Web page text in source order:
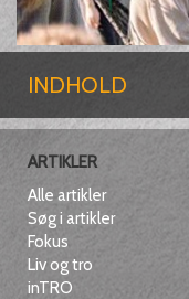
INDHOLD
ARTIKLER
Alle artikler
Søg i artikler
Fokus
Liv og tro
inTRO